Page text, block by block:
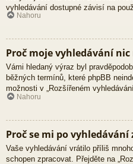
vyhledávání dostupné závisí na
Nahoru
Proč moje vyhledávání nic
Vámi hledaný výraz byl
běžných termínů, které phpBB
možnosti v „Rozšířeném
Nahoru
Proč se mi po
Vaše vyhledávání vrátilo příliš
schopen zpracovat. Přejděte na